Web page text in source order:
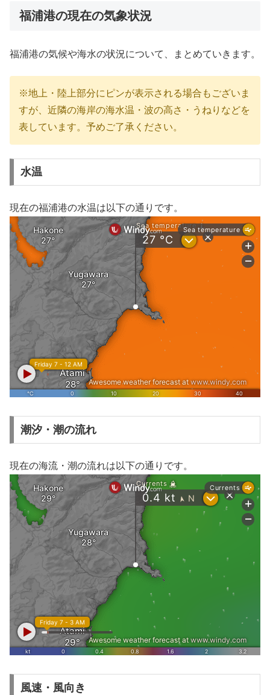
福浦港の現在の気象状況
福浦港の気候や海水の状況について、まとめていきます。
※地上・陸上部分にピンが表示される場合もございま
すが、近隣の海岸の海水温・波の高さ・うねりなどを
表しています。予めご了承ください。
水温
現在の福浦港の水温は以下の通りです。
潮汐・潮の流れ
現在の海流・潮の流れは以下の通りです。
風速・風向き